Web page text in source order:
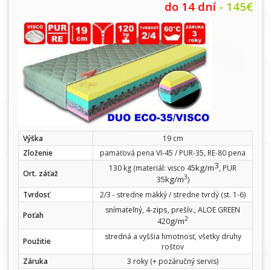
do 14 dní - 145€
Výška
19 cm
Zloženie
pamäťová pena VI-45 / PUR-35, RE-80 pena
Ort. záťaž
130 kg (materiál: visco 45kg/m3, PUR
35kg/m3)
Tvrdosť
2/3 - stredne mäkký / stredne tvrdý (st. 1-6)
Poťah
snímateľný, 4-zips, prešív., ALOE GREEN
420g/m2
Použitie
stredná a vyššia hmotnosť, všetky druhy
roštov
Záruka
3 roky (+ pozáručný servis)